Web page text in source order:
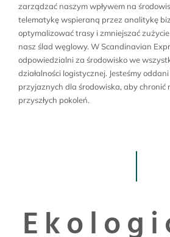
zarządzać naszym wpływem na
telematykę wspieraną przez analitykę
optymalizować trasy i zmniejszać
nasz ślad węglowy. W Scandinavian
odpowiedzialni za środowisko we
działalności logistycznej. Jesteśmy
przyjaznych dla środowiska, aby chronić
przyszłych pokoleń.